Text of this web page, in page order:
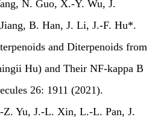
N. Guo, X.-Y. Wu, J.
B. Han, J. Li, J.-F. Hu*.
and Diterpenoids from
Hu) and Their NF-kappa B
26: 1911 (2021).
Z. Yu, J.-L. Xin, L.-L. Pan, J.